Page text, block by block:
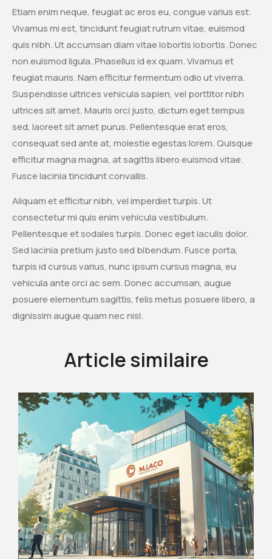
Etiam enim neque, feugiat ac eros eu, congue varius est.
Vivamus mi est, tincidunt feugiat rutrum vitae, euismod
quis nibh. Ut accumsan diam vitae lobortis lobortis. Donec
non euismod ligula. Phasellus id ex quam. Vivamus et
feugiat mauris. Nam efficitur fermentum odio ut viverra.
Suspendisse ultrices vehicula sapien, vel porttitor nibh
ultrices sit amet. Mauris orci justo, dictum eget tempus
sed, laoreet sit amet purus. Pellentesque erat eros,
consequat sed ante at, molestie egestas lorem. Quisque
efficitur magna magna, at sagittis libero euismod vitae.
Fusce lacinia tincidunt convallis.
Aliquam et efficitur nibh, vel imperdiet turpis. Ut
consectetur mi quis enim vehicula vestibulum.
Pellentesque et sodales turpis. Donec eget iaculis dolor.
Sed lacinia pretium justo sed bibendum. Fusce porta,
turpis id cursus varius, nunc ipsum cursus magna, eu
vehicula ante orci ac sem. Donec accumsan, augue
posuere elementum sagittis, felis metus posuere libero, a
dignissim augue quam nec nisl.
Article similaire